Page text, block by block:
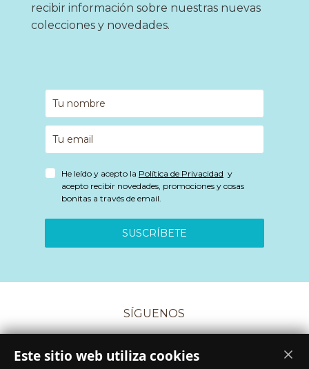
recibir información sobre nuestras nuevas
colecciones y novedades.
He leído y acepto la Política de Privacidad y
acepto recibir novedades, promociones y cosas
bonitas a través de email.
SUSCRÍBETE
SÍGUENOS
Este sitio web utiliza cookies